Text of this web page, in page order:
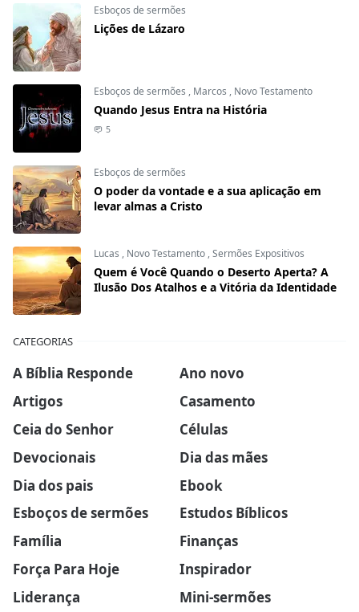
Esboços de sermões
Lições de Lázaro
Esboços de sermões , Marcos , Novo Testamento
Quando Jesus Entra na História
5
Esboços de sermões
O poder da vontade e a sua aplicação em
levar almas a Cristo
Lucas , Novo Testamento ,Sermões Expositivos
Quem é Você Quando o Deserto Aperta? A
Ilusão Dos Atalhos e a Vitória da Identidade
CATEGORIAS
A Bíblia Responde
Ano novo
Artigos
Casamento
Ceia do Senhor
Células
Devocionais
Dia das mães
Dia dos pais
Ebook
Esboços de sermões
Estudos Bíblicos
Família
Finanças
Força Para Hoje
Inspirador
Liderança
Mini-sermões